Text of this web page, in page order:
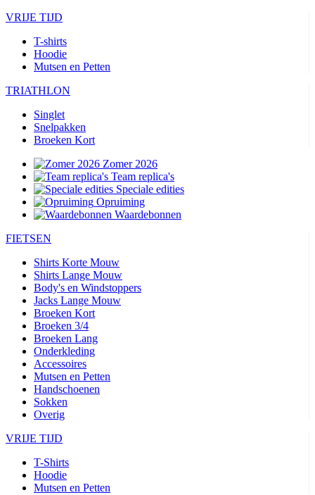
VRIJE TIJD
T-shirts
Hoodie
Mutsen en Petten
TRIATHLON
Singlet
Snelpakken
Broeken Kort
Zomer 2026
Team replica's
Speciale edities
Opruiming
Waardebonnen
FIETSEN
Shirts Korte Mouw
Shirts Lange Mouw
Body's en Windstoppers
Jacks Lange Mouw
Broeken Kort
Broeken 3/4
Broeken Lang
Onderkleding
Accessoires
Mutsen en Petten
Handschoenen
Sokken
Overig
VRIJE TIJD
T-Shirts
Hoodie
Mutsen en Petten